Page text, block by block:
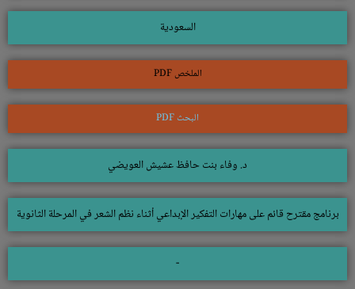
السعودية
الملخص PDF
البحث PDF
د. وفاء بنت حافظ عشيش العويضي
برنامج مقترح قائم على مهارات التفكير الإبداعي أثناء نظم الشعر في المرحلة الثانوية
-